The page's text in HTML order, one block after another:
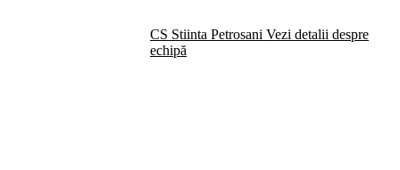
CS Stiinta Petrosani Vezi detalii despre
echipă